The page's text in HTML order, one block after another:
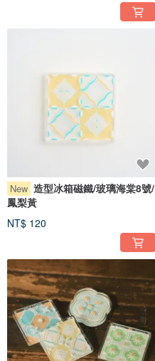
New 造型冰箱磁鐵/玻璃海棠8號/
鳳梨黃
NT$ 120